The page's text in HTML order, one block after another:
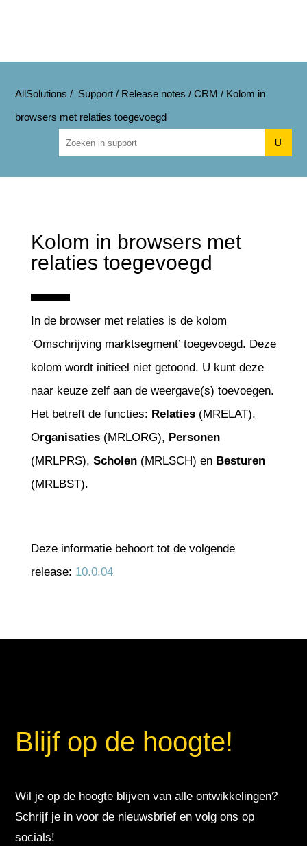
AllSolutions / Support/ Release notes /CRM / Kolom in
browsers met relaties toegevoegd
U
Kolom in browsers met
relaties toegevoegd
In de browser met relaties is de kolom
‘Omschrijving marktsegment’ toegevoegd. Deze
kolom wordt initieel niet getoond. U kunt deze
naar keuze zelf aan de weergave(s) toevoegen.
Het betreft de functies: Relaties(MRELAT),
Organisaties(MRLORG), Personen
(MRLPRS), Scholen(MRLSCH) en Besturen
(MRLBST).
Deze informatie behoort tot de volgende
release: 10.0.04
Blijf op de hoogte!
Wil je op de hoogte blijven van alle ontwikkelingen?
Schrijf je in voor de nieuwsbrief en volg ons op
socials!